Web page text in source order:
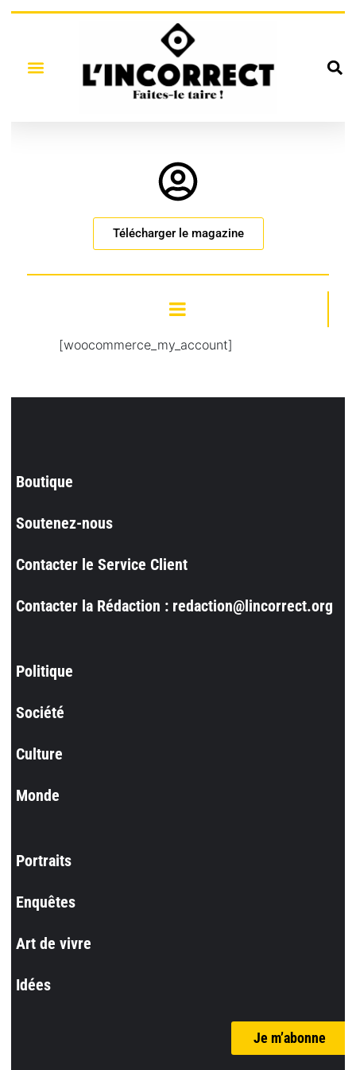
Télécharger le magazine
[woocommerce_my_account]
Boutique
Soutenez-nous
Contacter le Service Client
Contacter la Rédaction : redaction@lincorrect.org
Politique
Société
Culture
Monde
Portraits
Enquêtes
Art de vivre
Idées
Je m’abonne